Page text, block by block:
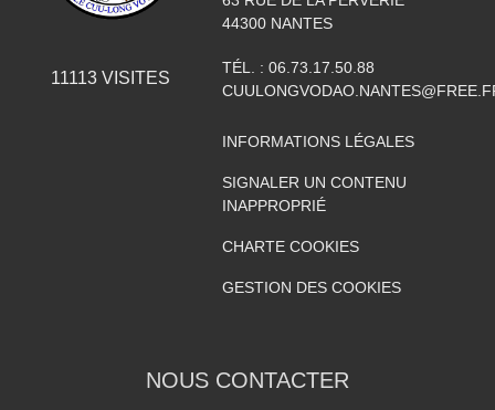
11113 VISITES
44300 NANTES
TÉL. : 06.73.17.50.88
INFORMATIONS LÉGALES
SIGNALER UN CONTENU
INAPPROPRIÉ
CHARTE COOKIES
GESTION DES COOKIES
NOUS CONTACTER